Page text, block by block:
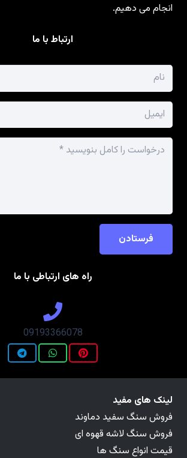
انجام می دهیم.
ارتباط با ما
فرستادن
راه های ارتباطی با ما
09193366078
لینک های مفید
فروش سنگ سفید دماوند
فروش سنگ لاشه قهوه ای
قیمت انواع سنگ ها